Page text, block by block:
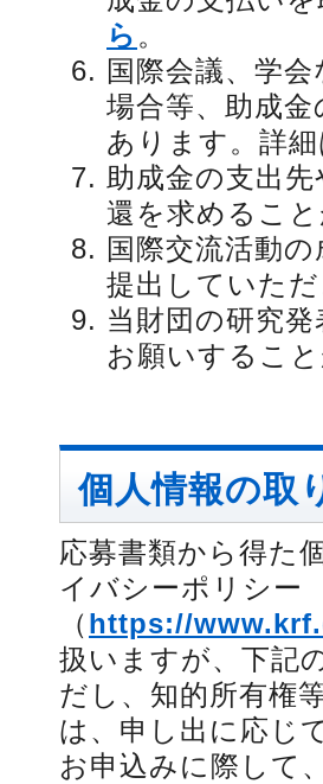
ら 。
国際会議、学
場合等、助成
あります。詳細
助成金の支出
還を求めるこ
国際交流活動
提出していただ
当財団の研究
お願いすること
個人情報の取
応募書類から得た
イバシーポリシー
（https://
扱いますが、下記
だし、知的所有権
は、申し出に応じ
お申込みに際して